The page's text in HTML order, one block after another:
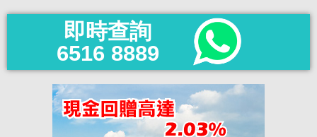
即時查詢
6516 8889